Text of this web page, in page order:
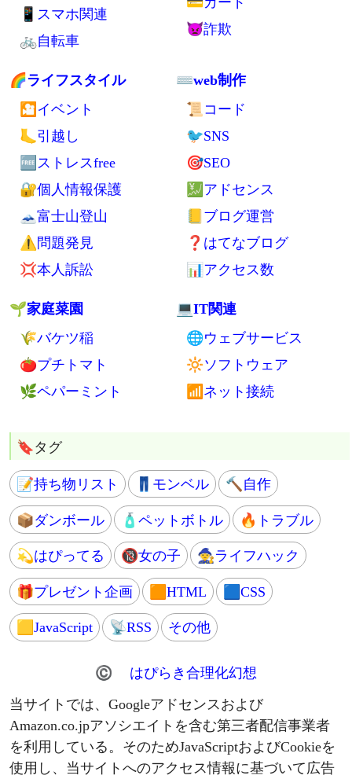
💼持ち物
👛財布
💤寝袋
🔌家電
🔋電池
🔦ライト
🖊日用品
🎒バッグ
🛂パスポート
🏦銀行口座
📱スマホ関連
🚲自転車
🍲食べ物
🍜保存食
🍳らくちん自炊
🍊果物
💥ドリアン
💴お金
🏧節約
💸生活費
💳カード
👿詐欺
🌈ライフスタイル
🦶引越し
🆓ストレスfree
🔐個人情報保護
🗻富士山登山
⚠問題発見
💢本人訴訟
🌱家庭菜園
🍅プチトマト
🌿ペパーミント
⌨web制作
🎯SEO
💹アドセンス
📒ブログ運営
❓はてなブログ
📊アクセス数
💻IT関連
🔆ソフトウェア
📶ネット接続